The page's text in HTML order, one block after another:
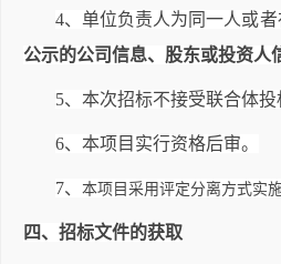
4、单位负责人为同一人或
公示的公司信息、股东或投资人
5、本次招标不接受联合体投
6、本项目实行资格后审。
7、 本项目采用评定分离方式实
四、招标文件的获取